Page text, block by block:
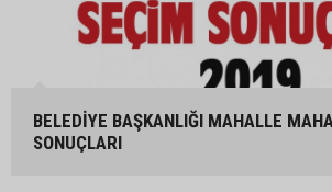
BELEDİYE BAŞKANLIĞI MAHALLE
SONUÇLARI